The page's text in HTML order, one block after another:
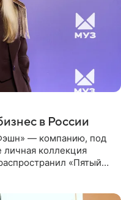
в России
— компанию, под
личная коллекция
«Пятый